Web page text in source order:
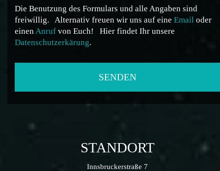
Die Benutzung des Formulars und alle Angaben sind
freiwillig.
Alternativ freuen wir uns auf eine Email oder
einenAnruf von Euch!
Hier findet Ihr unsere
Datenschutzerkärung.
STANDORT
Innsbruckerstraße 7